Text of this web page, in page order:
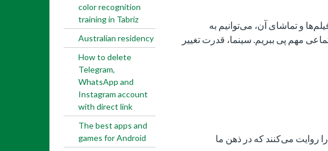
color recognition
training in Tabriz
Australian residency
How to delete
Telegram,
WhatsApp and
Instagram account
with direct link
The best apps and
games for Android
و تماشای آن، می‌توانیم به
مهم پی ببریم. سینما، قدرت تغییر
روایت می‌کنند که در ذهن ما